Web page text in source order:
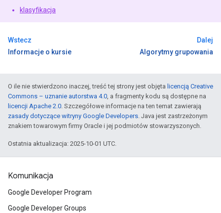
klasyfikacja
Wstecz
Informacje o kursie
Dalej
Algorytmy grupowania
O ile nie stwierdzono inaczej, treść tej strony jest objęta licencją Creative
Commons – uznanie autorstwa 4.0, a fragmenty kodu są dostępne na
licencji Apache 2.0. Szczegółowe informacje na ten temat zawierają
zasady dotyczące witryny Google Developers. Java jest zastrzeżonym
znakiem towarowym firmy Oracle i jej podmiotów stowarzyszonych.
Ostatnia aktualizacja: 2025-10-01 UTC.
Komunikacja
Google Developer Program
Google Developer Groups